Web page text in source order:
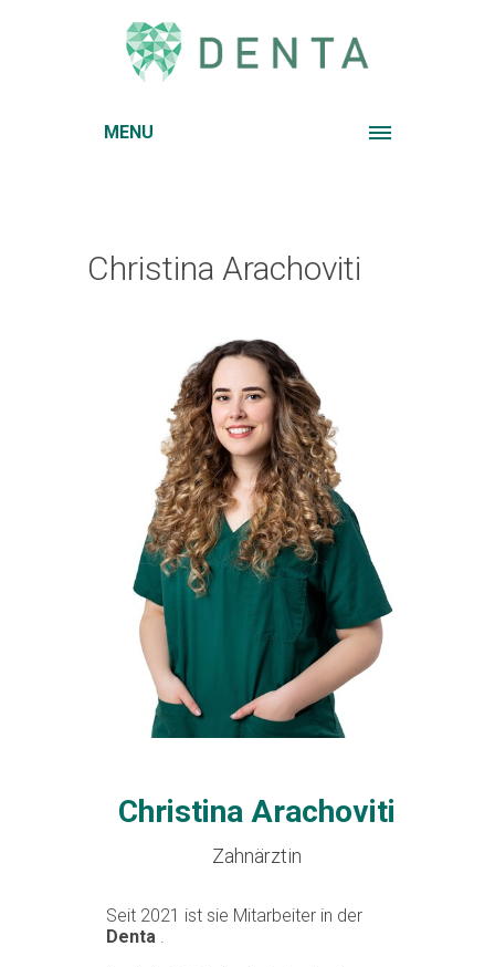
MENU
Christina Arachoviti
Christina Arachoviti
Zahnärztin
Seit 2021 ist sie Mitarbeiter in der
Denta